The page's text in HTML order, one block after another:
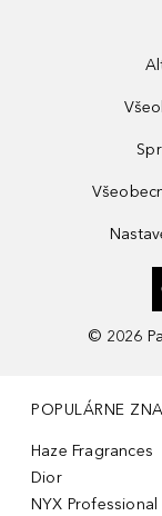
© 2026
POPULÁRNE
Haze Fragrances
Dior
NYX Professional